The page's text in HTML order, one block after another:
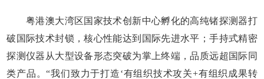
粤港澳大湾区国家技术创新中心孵化的高纯锗探测器打
破国际技术封锁，核心性能达到国际先进水平；手持式精密
探测仪器从大型设备形态突破为掌上终端，品质远超国际同
类产品。“我们致力于打造‘有组织技术攻关+有组织成果转